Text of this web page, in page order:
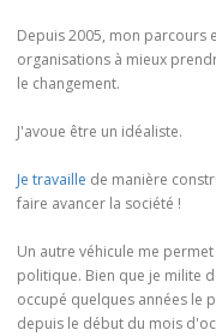
Depuis 2005, mon
organisations à mieux
le changement.
J'avoue être un idéaliste.
Je travaille de manière
faire avancer la société !
Un autre véhicule me
politique. Bien que je milite
occupé quelques années le
depuis le début du mois